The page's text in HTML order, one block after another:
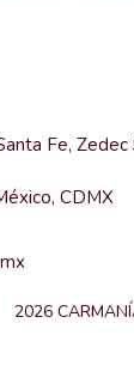
Fe,
CDMX
2026